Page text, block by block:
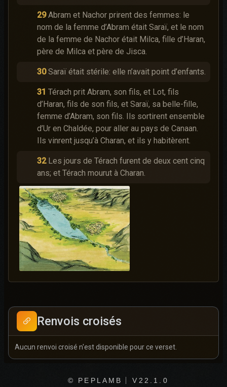
29 Abram et Nachor prirent des femmes: le
nom de la femme d’Abram était Saraï, et le nom
de la femme de Nachor était Milca, fille d’Haran,
père de Milca et père de Jisca.
30 Saraï était stérile: elle n’avait point d’enfants.
31 Térach prit Abram, son fils, et Lot, fils
d’Haran, fils de son fils, et Saraï, sa belle-fille,
femme d’Abram, son fils. Ils sortirent ensemble
d’Ur en Chaldée, pour aller au pays de Canaan.
Ils vinrent jusqu’à Charan, et ils y habitèrent.
32 Les jours de Térach furent de deux cent cinq
ans; et Térach mourut à Charan.
Renvois croisés
Aucun renvoi croisé n'est disponible pour ce verset.
© PEPLAMB V22.1.0